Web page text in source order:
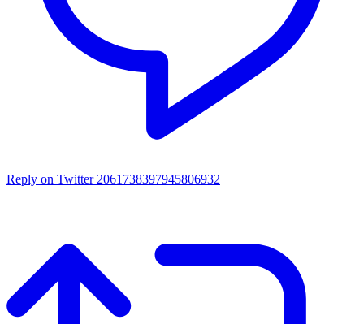
Reply on Twitter 2061738397945806932